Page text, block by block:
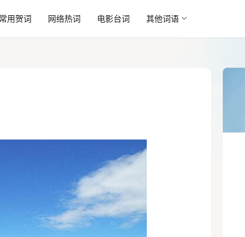
常用贺词 网络热词 电影台词 其他词语